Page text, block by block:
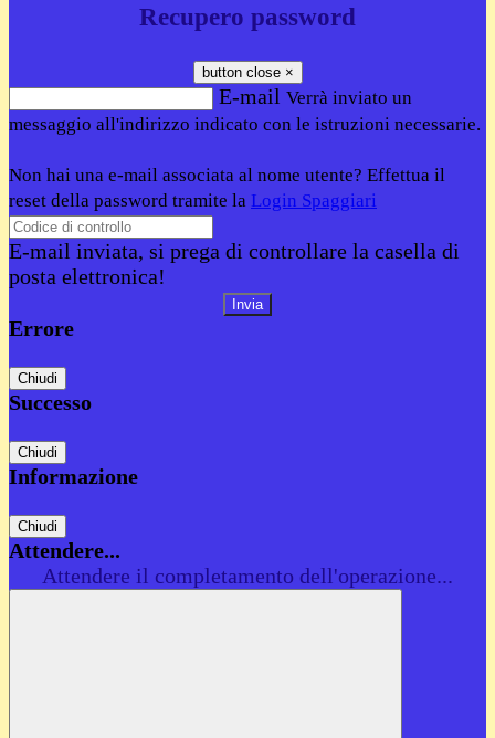
Recupero password
button close ×
E-mail Verrà inviato un
messaggio all'indirizzo indicato con le istruzioni necessarie.
Non hai una e-mail associata al nome utente? Effettua il
reset della password tramite la Login Spaggiari
E-mail inviata, si prega di controllare la casella di
posta elettronica!
Errore
Chiudi
Successo
Chiudi
Informazione
Chiudi
Attendere...
Attendere il completamento dell'operazione...